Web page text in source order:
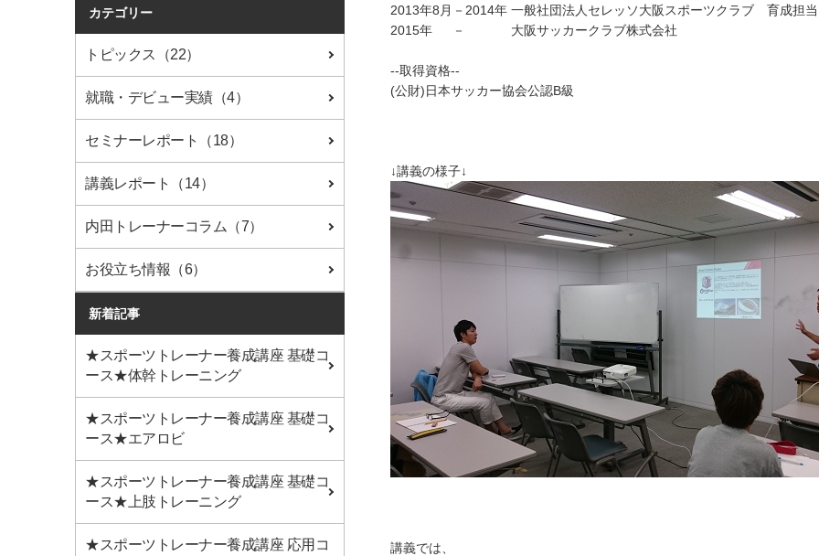
2013年8月－2014年 一般社団法人セレッソ大阪スポーツクラブ 育成
2015年 － 大阪サッカークラブ株式会社
--取得資格--
(公財)日本サッカー協会公認B級
↓講義の様子↓
講義では、
カテゴリー
トピックス（22）
就職・デビュー実績（4）
セミナーレポート（18）
講義レポート（14）
内田トレーナーコラム（7）
お役立ち情報（6）
新着記事
★スポーツトレーナー養成講座 基礎コ
ース★体幹トレーニング
★スポーツトレーナー養成講座 基礎コ
ース★エアロビ
★スポーツトレーナー養成講座 基礎コ
ース★上肢トレーニング
★スポーツトレーナー養成講座 応用コ